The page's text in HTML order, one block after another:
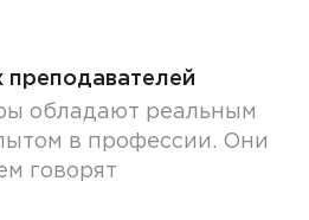
обладают реальным
в профессии. Они
говорят